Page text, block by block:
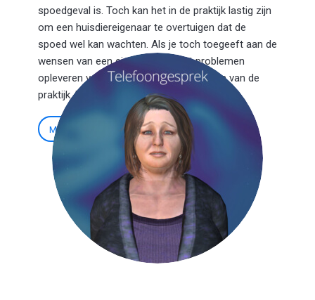
spoedgeval is. Toch kan het in de praktijk lastig zijn
om een huisdiereigenaar te overtuigen dat de
spoed wel kan wachten. Als je toch toegeeft aan de
wensen van een eigenaar, kan dat problemen
opleveren voor de planning en de agenda van de
praktijk. Hoe ga jij om met dit dilemma?
Meer informatie